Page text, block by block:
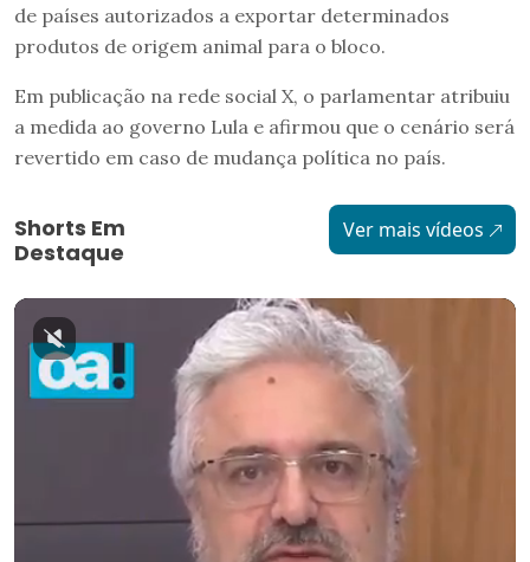
de países autorizados a exportar determinados
produtos de origem animal para o bloco.
Em publicação na rede social X, o parlamentar atribuiu
a medida ao governo Lula e afirmou que o cenário será
revertido em caso de mudança política no país.
Shorts Em
Destaque
Ver mais vídeos